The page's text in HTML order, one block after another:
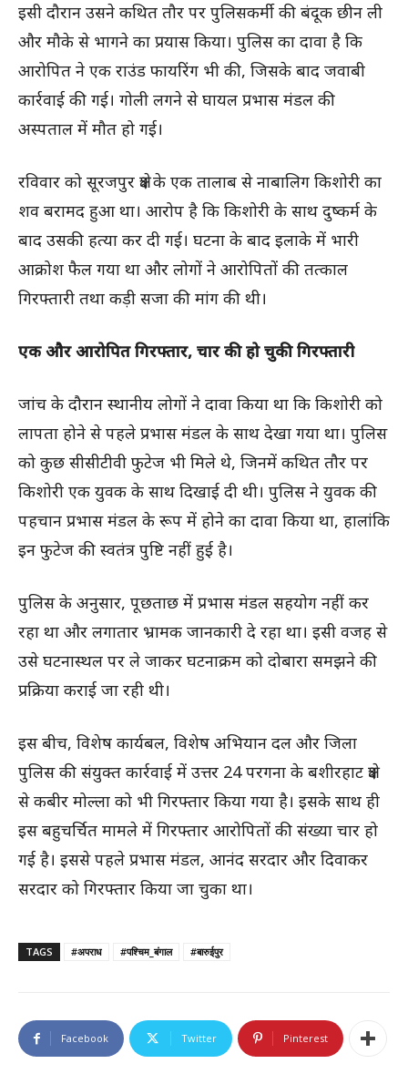
इसी दौरान उसने कथित तौर पर पुलिसकर्मी की बंदूक छीन ली
और मौके से भागने का प्रयास किया। पुलिस का दावा है कि
आरोपित ने एक राउंड फायरिंग भी की, जिसके बाद जवाबी
कार्रवाई की गई। गोली लगने से घायल प्रभास मंडल की
अस्पताल में मौत हो गई।
रविवार को सूरजपुर क्षेत्र के एक तालाब से नाबालिग किशोरी का
शव बरामद हुआ था। आरोप है कि किशोरी के साथ दुष्कर्म के
बाद उसकी हत्या कर दी गई। घटना के बाद इलाके में भारी
आक्रोश फैल गया था और लोगों ने आरोपितों की तत्काल
गिरफ्तारी तथा कड़ी सजा की मांग की थी।
एक और आरोपित गिरफ्तार, चार की हो चुकी गिरफ्तारी
जांच के दौरान स्थानीय लोगों ने दावा किया था कि किशोरी को
लापता होने से पहले प्रभास मंडल के साथ देखा गया था। पुलिस
को कुछ सीसीटीवी फुटेज भी मिले थे, जिनमें कथित तौर पर
किशोरी एक युवक के साथ दिखाई दी थी। पुलिस ने युवक की
पहचान प्रभास मंडल के रूप में होने का दावा किया था, हालांकि
इन फुटेज की स्वतंत्र पुष्टि नहीं हुई है।
पुलिस के अनुसार, पूछताछ में प्रभास मंडल सहयोग नहीं कर
रहा था और लगातार भ्रामक जानकारी दे रहा था। इसी वजह से
उसे घटनास्थल पर ले जाकर घटनाक्रम को दोबारा समझने की
प्रक्रिया कराई जा रही थी।
इस बीच, विशेष कार्यबल, विशेष अभियान दल और जिला
पुलिस की संयुक्त कार्रवाई में उत्तर 24 परगना के बशीरहाट क्षेत्र
से कबीर मोल्ला को भी गिरफ्तार किया गया है। इसके साथ ही
इस बहुचर्चित मामले में गिरफ्तार आरोपितों की संख्या चार हो
गई है। इससे पहले प्रभास मंडल, आनंद सरदार और दिवाकर
सरदार को गिरफ्तार किया जा चुका था।
TAGS #अपराध #पश्चिम_बंगाल #बारुईपुर
Facebook Twitter Pinterest